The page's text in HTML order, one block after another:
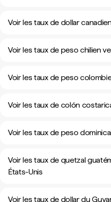
Voir les taux de dollar
Voir les taux de peso chilien
Voir les taux de peso
Voir les taux de colón
Voir les taux de peso
Voir les taux de quetzal
États-Unis
Voir les taux de dollar du